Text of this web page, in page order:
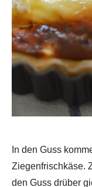
In den Guss
Ziegenfrischkäse.
den Guss drüber